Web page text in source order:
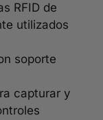
RFID de
utilizados
soporte
capturar y